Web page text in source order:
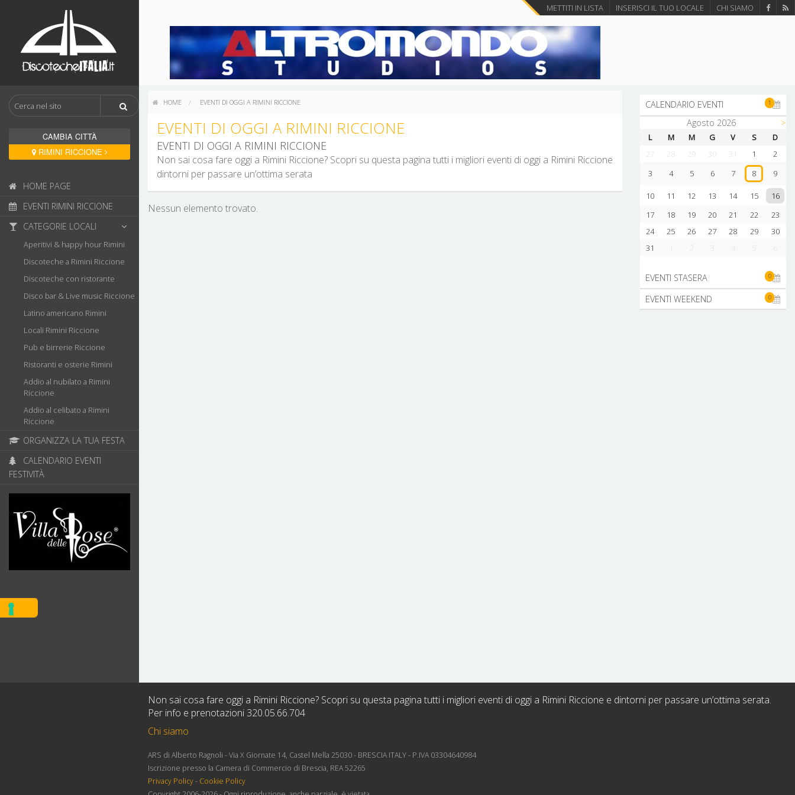
CAMBIA CITTÀ
RIMINI RICCIONE
HOME PAGE
EVENTI RIMINI RICCIONE
CATEGORIE LOCALI
Aperitivi & happy hour Rimini
Discoteche a Rimini Riccione
Discoteche con ristorante
Disco bar & Live music Riccione
Latino americano Rimini
Locali Rimini Riccione
Pub e birrerie Riccione
Ristoranti e osterie Rimini
Addio al nubilato a Rimini
Riccione
Addio al celibato a Rimini
Riccione
ORGANIZZA LA TUA FESTA
FESTIVITÀ
METTITI IN LISTA INSERISCI IL TUO LOCALE CHI SIAMO
HOME EVENTI DI OGGI A RIMINI RICCIONE
EVENTI DI OGGI A RIMINI RICCIONE
EVENTI DI OGGI A RIMINI RICCIONE
Non sai cosa fare oggi a Rimini Riccione? Scopri su questa pagina tutti i migliori eventi di oggi a Rimini Riccione
dintorni per passare un’ottima serata
Nessun elemento trovato.
CALENDARIO EVENTI 1
Agosto 2026 >
L M M G V S
D
27
28 29 30 31 1
2
3
4 5 6 7 8 9
10 11 12 13 14 15
16
17
18 19 20 21 22
23
24
25 26 27 28 29
30
31
EVENTI STASERA 0
EVENTI WEEKEND 0
Non sai cosa fare oggi a Rimini Riccione? Scopri su questa pagina tutti i migliori eventi di oggi a Rimini Riccione e dintorni per passare un’ottima serata.
Per info e prenotazioni 320.05.66.704
Chi siamo
ARS di Alberto Ragnoli - Via X Giornate 14, Castel Mella 25030 - BRESCIA ITALY - P.IVA 03304640984
Iscrizione presso la Camera di Commercio di Brescia, REA 52265
Privacy Policy- Cookie Policy